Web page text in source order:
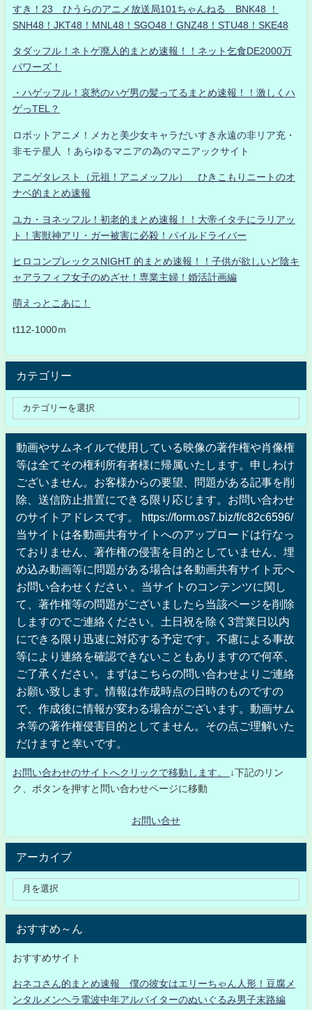
すき！23 ひうらのアニメ放送局101ちゃんねる BNK48 ！
SNH48！JKT48！MNL48！SGO48！GNZ48！STU48！SKE48
タダッフル！ネトゲ廃人的まとめ速報！！ネット乞食DE2000万
パワーズ！
・ハゲッフル！哀愁のハゲ男の髪ってるまとめ速報！！激しくハ
ゲっTEL？
ロボットアニメ！メカと美少女キャラだいすき永遠の非リア充・
非モテ星人 ！あらゆるマニアの為のマニアックサイト
アニゲタレスト（元祖！アニメッフル） ひきこもりニートのオ
ナベ的まとめ速報
ユカ・ヨネッフル！初老的まとめ速報！！大帝イタチにラリアッ
ト！害獣神アリ・ガー被害に必殺！パイルドライバー
ヒロコンプレックスNIGHT 的まとめ速報！！子供が欲しいど陰キ
ャアラフィフ女子のめざせ！専業主婦！婚活計画編
萌えっとこあに！
t112-1000ｍ
カテゴリー
動画やサムネイルで使用している映像の著作権や肖像権
等は全てその権利所有者様に帰属いたします。申しわけ
ございません。お客様からの要望、問題がある記事を削
除、送信防止措置にできる限り応じます。お問い合わせ
のサイトアドレスです。 https://form.os7.biz/f/c82c6596/
当サイトは各動画共有サイトへのアップロードは行なっ
ておりません、著作権の侵害を目的としていません、埋
め込み動画等に問題がある場合は各動画共有サイト元へ
お問い合わせください 。当サイトのコンテンツに関し
て、著作権等の問題がございましたら当該ページを削除
しますのでご連絡ください。土日祝を除く3営業日以内
にできる限り迅速に対応する予定です。不慮による事故
等により連絡を確認できないこともありますので何卒、
ご了承ください。まずはこちらの問い合わせよりご連絡
お願い致します。情報は作成時点の日時のものですの
で、作成後に情報が変わる場合がございます。動画サム
ネ等の著作権侵害目的としてません。その点ご理解いた
だけますと幸いです。
お問い合わせのサイトへクリックで移動します。
↓下記のリン
ク、ボタンを押すと問い合わせページに移動
お問い合せ
アーカイブ
おすすめ～ん
おすすめサイト
おネコさん的まとめ速報 僕の彼女はエリーちゃん人形！豆腐メ
ンタルメンヘラ電波中年アルバイターのぬいぐるみ男子末路編